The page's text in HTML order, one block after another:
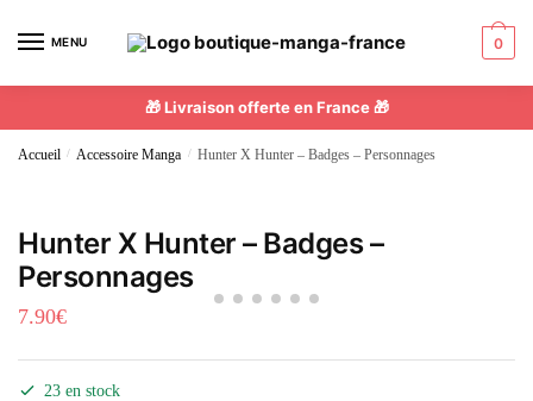
MENU 0
🎁 Livraison offerte en France 🎁
Accueil / Accessoire Manga / Hunter X Hunter – Badges – Personnages
Hunter X Hunter – Badges –
Personnages
7.90€
23 en stock